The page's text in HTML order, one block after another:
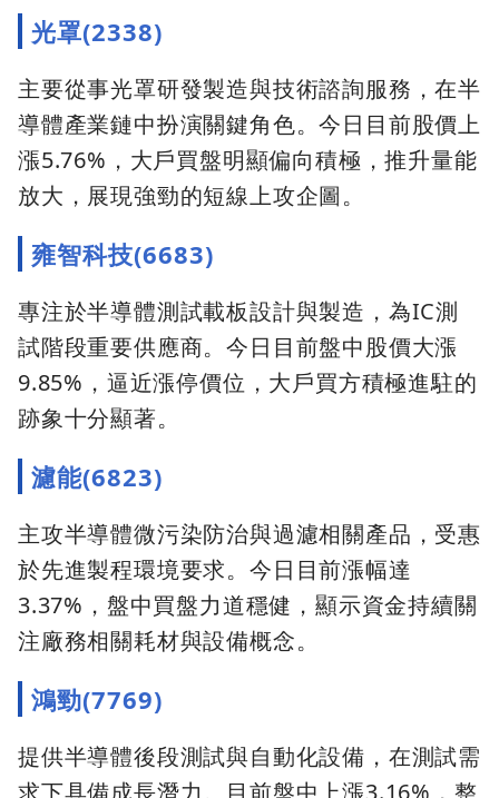
光罩(2338)
主要從事光罩研發製造與技術諮詢服務，在半
導體產業鏈中扮演關鍵角色。今日目前股價上
漲5.76%，大戶買盤明顯偏向積極，推升量能
放大，展現強勁的短線上攻企圖。
雍智科技(6683)
專注於半導體測試載板設計與製造，為IC測
試階段重要供應商。今日目前盤中股價大漲
9.85%，逼近漲停價位，大戶買方積極進駐的
跡象十分顯著。
濾能(6823)
主攻半導體微污染防治與過濾相關產品，受惠
於先進製程環境要求。今日目前漲幅達
3.37%，盤中買盤力道穩健，顯示資金持續關
注廠務相關耗材與設備概念。
鴻勁(7769)
提供半導體後段測試與自動化設備，在測試需